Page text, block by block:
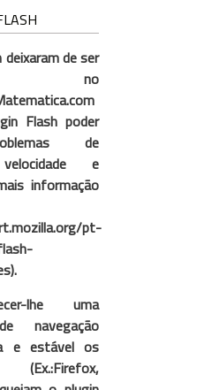
de ser
no
Flash poder
de
e
informação
pt-
lhe uma
navegação
e estável os